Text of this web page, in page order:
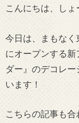
こんにちは、しょ
今日は、まもな
にオープンする
ダー』のデコレ
います！
こちらの記事も合